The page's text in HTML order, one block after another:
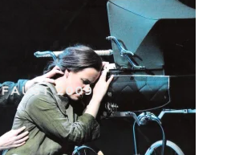
FAUST 2009